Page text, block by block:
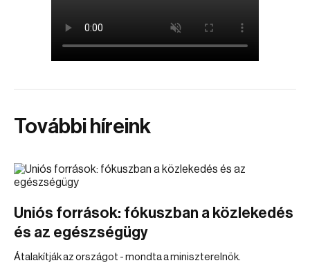
További híreink
Uniós források: fókuszban a közlekedés
és az egészségügy
Átalakítják az országot - mondta a miniszterelnök.